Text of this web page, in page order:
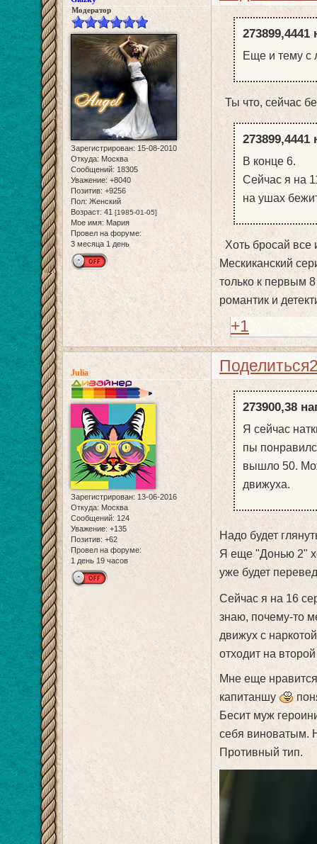
Модератор
Зарегистрирован: 15-08-2010
Откуда: Москва
Сообщений: 18305
Уважение: +8040
Позитив: +9256
Пол: Женский
Возраст: 41 [1985-01-05]
Мое имя: Мария
Провел на форуме:
3 месяца 1 день
273899,4441
Еще и тему с
Ты что, сейчас
273899,4441
В конце 6.
Сейчас я на
на ушах
Хоть бросай все
Мескиканский
только к первым
романтик и
+1
Поделиться
Julia
Зарегистрирован: 13-06-2016
Откуда: Москва
Сообщений: 124
Уважение: +135
Позитив: +62
Провел на форуме:
1 день 19 часов
273900,38
Я сейчас
пы
вышло 50.
движуха.
Надо будет
Я еще "Донью 2"
уже будет
Сейчас я на 16
знаю, почему-то
движух с
отходит на
Мне еще
капитаншу
Бесит муж
себя виноватым.
Противный тип.